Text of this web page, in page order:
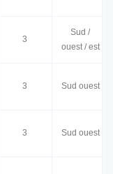
3
Sud /
ouest / est
3 Sud ouest
3 Sud ouest